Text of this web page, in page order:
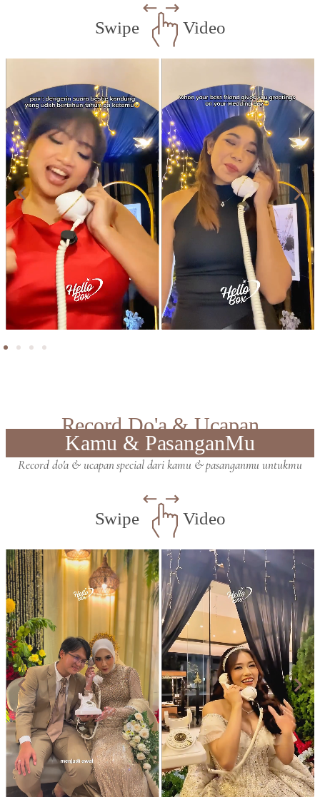
Swipe Video
Record Do'a & Ucapan
Kamu & PasanganMu
Record do'a & ucapan special dari kamu & pasanganmu untukmu
Swipe Video